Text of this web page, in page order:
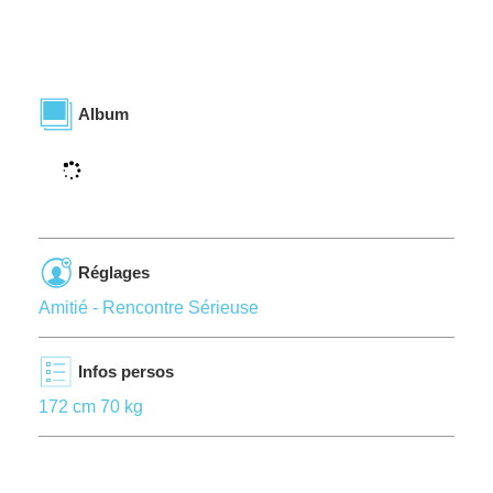
Album
Réglages
Amitié - Rencontre Sérieuse
Infos persos
172 cm 70 kg